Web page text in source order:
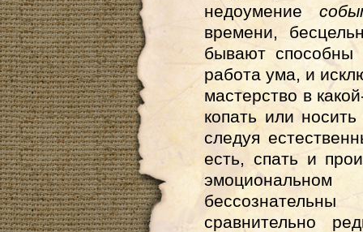
недоумение
времени,
бывают способны
работа ума, и
мастерство в
копать или
следуя
есть, спать и
сравнительно